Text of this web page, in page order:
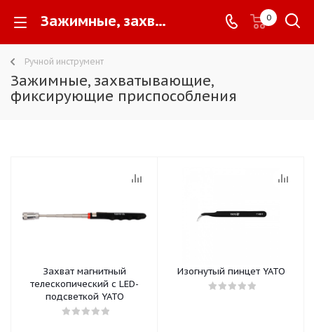
Зажимные, захватывающие, фиксирующие приспособления - 0
Ручной инструмент
Зажимные, захватывающие,
фиксирующие приспособления
Захват магнитный
телескопический с LED-
подсветкой YATO
Изогнутый пинцет YATO